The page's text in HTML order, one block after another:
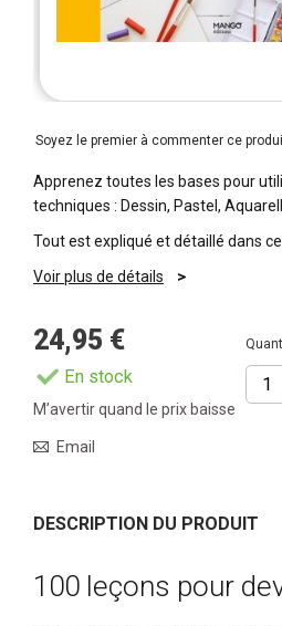
Soyez le premier à commenter ce
Apprenez toutes les bases pour
techniques : Dessin, Pastel,
Tout est expliqué et détaillé dans
Voir plus de détails
24,95 €
En stock
M’avertir quand le prix baisse
Email
DESCRIPTION DU PRODUIT
100 leçons pour